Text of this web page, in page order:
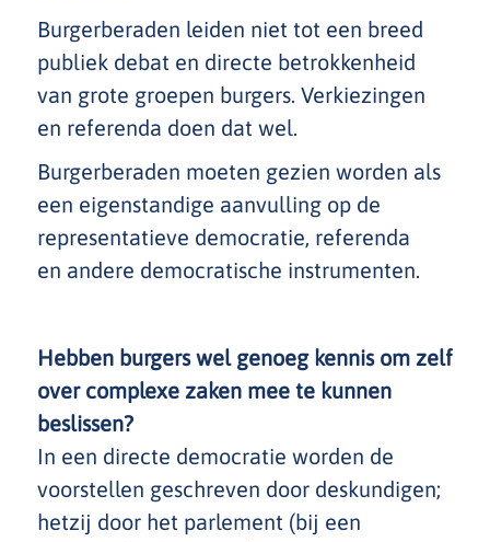
Burgerberaden leiden niet tot een breed
publiek debat en directe betrokkenheid
van grote groepen burgers. Verkiezingen
en referenda doen dat wel.
Burgerberaden moeten gezien worden als
een eigenstandige aanvulling op de
representatieve democratie, referenda
en andere democratische instrumenten.
Hebben burgers wel genoeg kennis om zelf
over complexe zaken mee te kunnen
beslissen?
In een directe democratie worden de
voorstellen geschreven door deskundigen;
hetzij door het parlement (bij een